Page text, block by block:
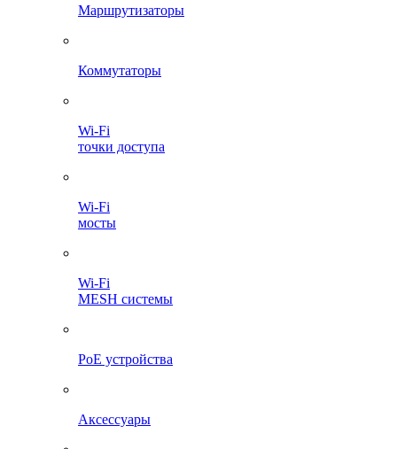
Маршрутизаторы
Коммутаторы
Wi-Fi
точки доступа
Wi-Fi
мосты
Wi-Fi
MESH системы
PoE устройства
Аксессуары